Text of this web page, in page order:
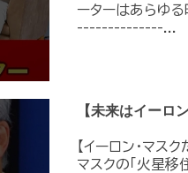
ーターはあらゆ
--------------...
【未来はイーロ
【イーロン・マス
マスクの「火星